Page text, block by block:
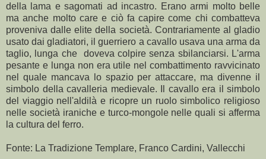
della lama e sagomati ad incastro. Erano armi molto belle
ma anche molto care e ciò fa capire come chi combatteva
proveniva dalle elite della società. Contrariamente al gladio
usato dai gladiatori, il guerriero a cavallo usava una arma da
taglio, lunga che doveva colpire senza sbilanciarsi. L'arma
pesante e lunga non era utile nel combattimento ravvicinato
nel quale mancava lo spazio per attaccare, ma divenne il
simbolo della cavalleria medievale. Il cavallo era il simbolo
del viaggio nell'aldilà e ricopre un ruolo simbolico religioso
nelle società iraniche e turco-mongole nelle quali si afferma
la cultura del ferro.
Fonte: La Tradizione Templare, Franco Cardini, Vallecchi